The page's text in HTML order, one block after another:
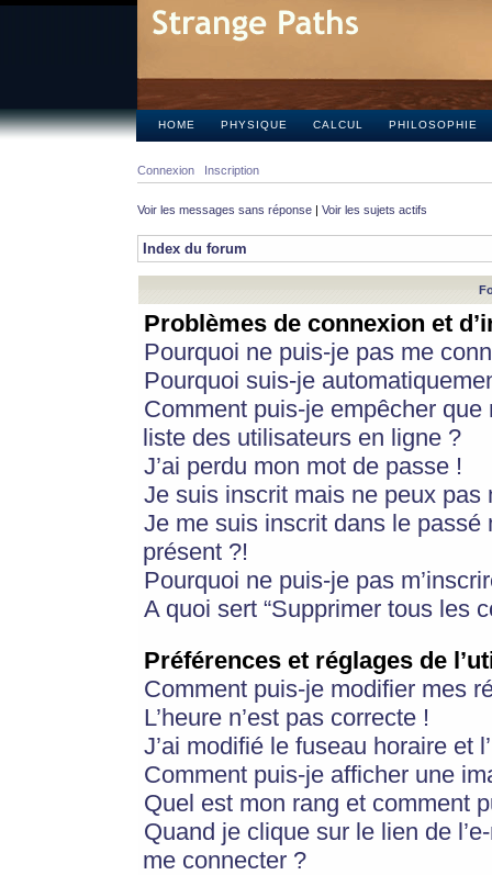
HOME PHYSIQUE CALCUL PHILOSOPHIE
Connexion Inscription
Voir les messages sans réponse | Voir les sujets actifs
Index du forum
Problèmes de connexion et
Pourquoi ne puis-je pas me
Pourquoi suis-je
Comment puis-je empêcher
liste des utilisateurs en ligne ?
J’ai perdu mon mot de passe !
Je suis inscrit mais ne peux pas
Je me suis inscrit dans le
présent ?!
Pourquoi ne puis-je pas
A quoi sert “Supprimer tous les
Préférences et réglages de
Comment puis-je modifier mes
L’heure n’est pas correcte !
J’ai modifié le fuseau horaire et
Comment puis-je afficher une
Quel est mon rang et comment
Quand je clique sur le lien de
me connecter ?